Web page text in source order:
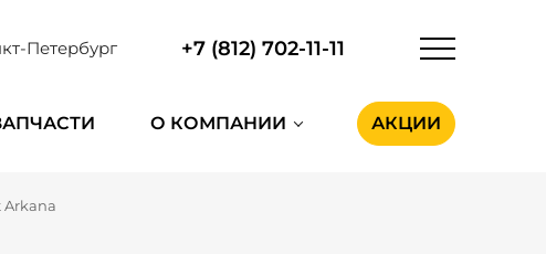
Петербург +7 (812) 702-11-11
О КОМПАНИИ АКЦИИ
Arkana